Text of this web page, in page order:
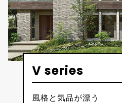
V series
風格と気品が漂う